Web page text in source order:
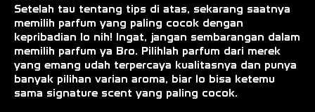
Setelah tau tentang tips di atas, sekarang saatnya
memilih parfum yang paling cocok dengan
kepribadian lo nih! Ingat, jangan sembarangan dalam
memilih parfum ya Bro. Pilihlah parfum dari merek
yang emang udah terpercaya kualitasnya dan punya
banyak pilihan varian aroma, biar lo bisa ketemu
sama signature scent yang paling cocok.